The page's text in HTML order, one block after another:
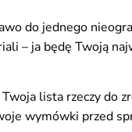
do jednego
– ja będę Twoją
lista rzeczy do
wymówki przed